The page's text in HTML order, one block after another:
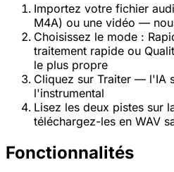
Importez votre fichier
M4A) ou une vidéo —
Choisissez le mode :
traitement rapide ou
le plus propre
Cliquez sur Traiter — l'IA
l'instrumental
Lisez les deux pistes sur
téléchargez-les en WAV
Fonctionnalités